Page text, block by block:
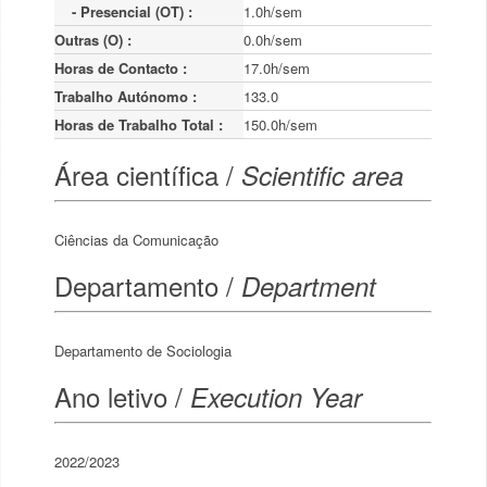
    - Presencial (OT) :
1.0h/sem
Outras (O) :
0.0h/sem
Horas de Contacto :
17.0h/sem
Trabalho Autónomo :
133.0
Horas de Trabalho Total :
150.0h/sem
Área científica / Scientific area
Ciências da Comunicação
Departamento / Department
Departamento de Sociologia
Ano letivo / Execution Year
2022/2023